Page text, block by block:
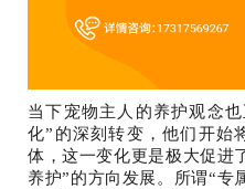
当下宠物主人的养护观念
化”的深刻转变，他们开始
体，这一变化更是极大促进
养护”的方向发展。所谓“专